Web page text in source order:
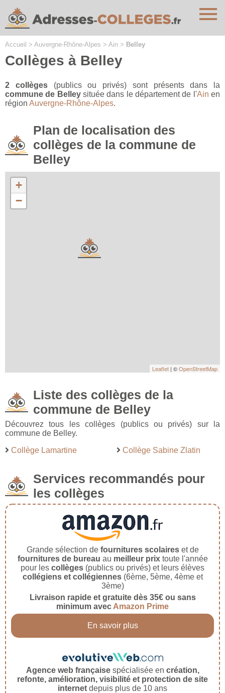
Accueil > Auvergne-Rhône-Alpes > Ain > Belley
Collèges à Belley
2 collèges(publics ou privés) sont présents dans la
commune de Belleysituée dans le département de l'Ain en
région Auvergne-Rhône-Alpes.
Plan de localisation des
collèges de la commune de
Belley
+
−
Leaflet | ©OpenStreetMap
Liste des collèges de la
commune de Belley
Découvrez tous les collèges (publics ou privés) sur la
commune de Belley.
Collège Lamartine
Collège Sabine Zlatin
Services recommandés pour
les collèges
Grande sélection de fournitures scolaireset de
fournitures de bureau au meilleur prixtoute l'année
pour les collèges (publics ou privés) et leurs élèves
collégiens et collégiennes(6ème, 5ème, 4ème et
3ème)
Livraison rapide et gratuite dès 35€ ou sans
minimum avec Amazon Prime
En savoir plus
Agence web françaisespécialisée en création,
refonte, amélioration, visibilité et protection de site
internet depuis plus de 10 ans